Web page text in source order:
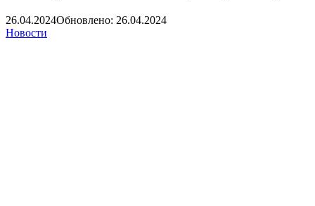
26.04.2024Обновлено: 26.04.2024
Новости